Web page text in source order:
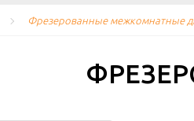
Фрезерованные межкомнатные